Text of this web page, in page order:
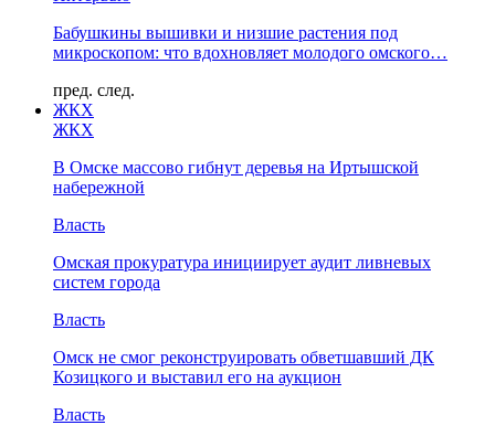
Бабушкины вышивки и низшие растения под
микроскопом: что вдохновляет молодого омского…
пред. след.
ЖКХ
ЖКХ
В Омске массово гибнут деревья на Иртышской
набережной
Власть
Омская прокуратура инициирует аудит ливневых
систем города
Власть
Омск не смог реконструировать обветшавший ДК
Козицкого и выставил его на аукцион
Власть